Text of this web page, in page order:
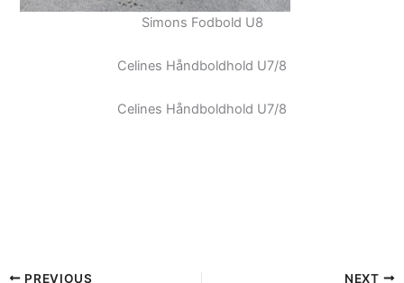
Simons Fodbold U8
Celines Håndboldhold U7/8
Celines Håndboldhold U7/8
PREVIOUS NEXT